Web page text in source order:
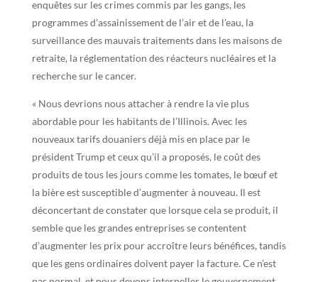
enquêtes sur les crimes commis par les gangs, les
programmes d’assainissement de l’air et de l’eau, la
surveillance des mauvais traitements dans les maisons de
retraite, la réglementation des réacteurs nucléaires et la
recherche sur le cancer.
« Nous devrions nous attacher à rendre la vie plus
abordable pour les habitants de l’Illinois. Avec les
nouveaux tarifs douaniers déjà mis en place par le
président Trump et ceux qu’il a proposés, le coût des
produits de tous les jours comme les tomates, le bœuf et
la bière est susceptible d’augmenter à nouveau. Il est
déconcertant de constater que lorsque cela se produit, il
semble que les grandes entreprises se contentent
d’augmenter les prix pour accroître leurs bénéfices, tandis
que les gens ordinaires doivent payer la facture. Ce n’est